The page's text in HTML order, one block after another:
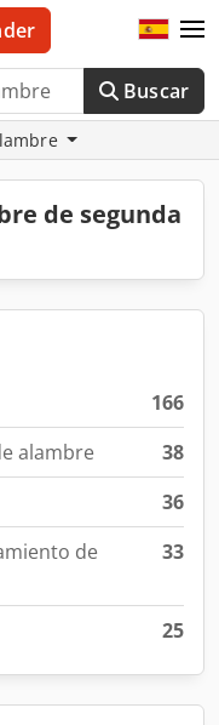
Buscar
de segunda
166
alambre
38
36
de
33
25